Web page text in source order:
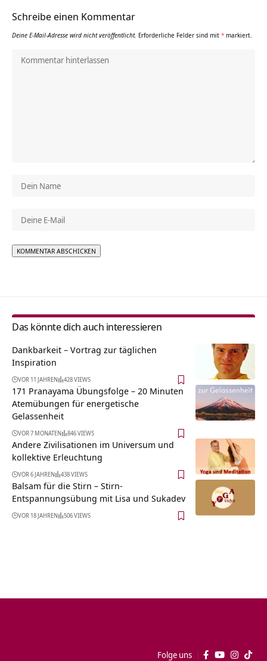
Schreibe einen Kommentar
Deine E-Mail-Adresse wird nicht veröffentlicht. Erforderliche Felder sind mit * markiert.
Das könnte dich auch interessieren
Dankbarkeit – Vortrag zur täglichen
Inspiration
VOR 11 JAHREN 428 VIEWS
171 Pranayama Übungsfolge – 20 Minuten
Atemübungen für energetische
Gelassenheit
VOR 7 MONATEN 846 VIEWS
Andere Zivilisationen im Universum und
kollektive Erleuchtung
VOR 6 JAHREN 438 VIEWS
Balsam für die Stirn – Stirn-
Entspannungsübung mit Lisa und Sukadev
VOR 18 JAHREN 506 VIEWS
Folge uns